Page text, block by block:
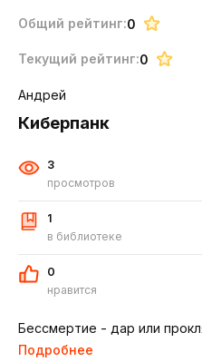
Андрей
Киберпанк
3
просмотров
1
в библиотеке
0
нравится
Бессмертие - дар или
Подробнее
Общий рейтинг:0
Текущий рейтинг:0